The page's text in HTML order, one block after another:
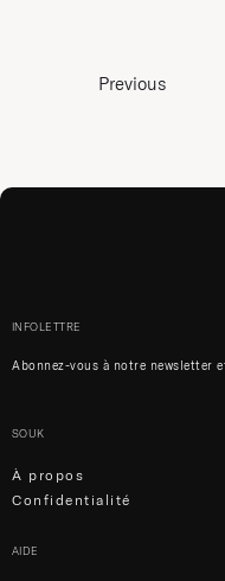
Previous
INFOLETTRE
Abonnez-vous à notre newsletter
SOUK
À propos
Confidentialité
AIDE